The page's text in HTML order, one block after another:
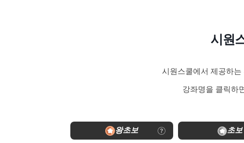
시원
시원스쿨에서 제공하
강좌명을 클릭하
왕초보 초보